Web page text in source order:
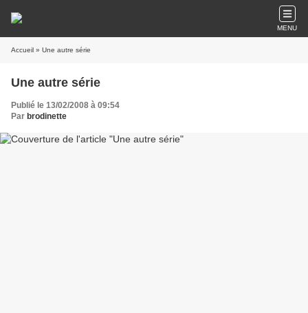
MENU
Accueil » Une autre série
Une autre série
Publié le 13/02/2008 à 09:54
Par brodinette